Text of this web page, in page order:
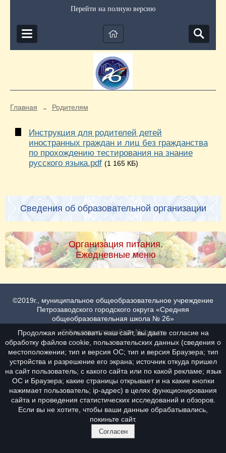
Перейти на полную версию
Главная → Родителям
Инструкция для родителей детей
иностранных граждан и лиц без гражданства
по прохождению тестирования на знание
русского языка.pdf (1 165 КБ)
Сведения об образовательной организации
Организация питания.
Ежедневные меню
©2019г., муниципальное общеобразовательное учреждение
Петрозаводского городского округа «Средняя
общеобразовательная школа № 26»
© Конструктор сайтовNubex.ru
Продолжая использовать наш сайт, вы даете согласие на
обработку файлов cookie, пользовательских данных (сведения о
местоположении; тип и версия ОС; тип и версия Браузера; тип
устройства и разрешение его экрана; источник откуда пришел
на сайт пользователь; с какого сайта или по какой рекламе; язык
ОС и Браузера; какие страницы открывает и на какие кнопки
нажимает пользователь; ip-адрес) в целях функционирования
сайта и проведения статистических исследований и обзоров.
Если вы не хотите, чтобы ваши данные обрабатывались,
покиньте сайт.
Согласен